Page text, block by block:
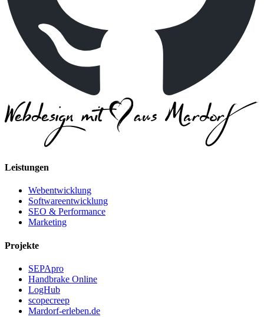
Leistungen
Webentwicklung
Softwareentwicklung
SEO & Performance
Marketing
Projekte
SEPApro
Handbrake Online
LogHub
scopecreep
Mardorf-erleben.de